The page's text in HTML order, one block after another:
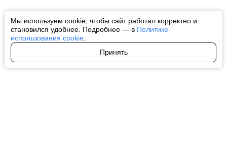
Мы используем cookie, чтобы сайт работал корректно и
становился удобнее. Подробнее — в Политике
использования cookie
Принять